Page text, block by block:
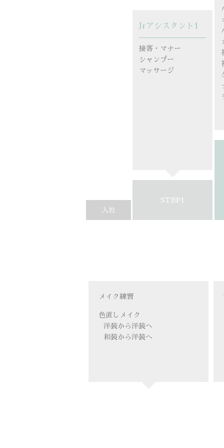
入社
Jrアシスタント1
接客・マナー
シャンプー
マッサージ
STEP1
メイク練習
色直しメイク
洋装から洋装へ
和装から洋装へ